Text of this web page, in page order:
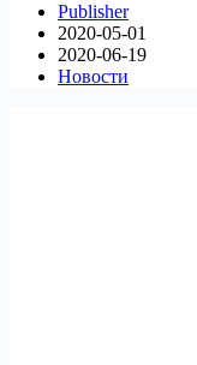
Publisher
2020-05-01
2020-06-19
Новости